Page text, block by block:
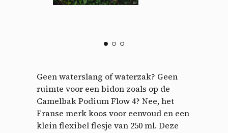
Geen waterslang of waterzak? Geen
ruimte voor een bidon zoals op de
Camelbak Podium Flow 4? Nee, het
Franse merk koos voor eenvoud en een
klein flexibel flesje van 250 ml. Deze